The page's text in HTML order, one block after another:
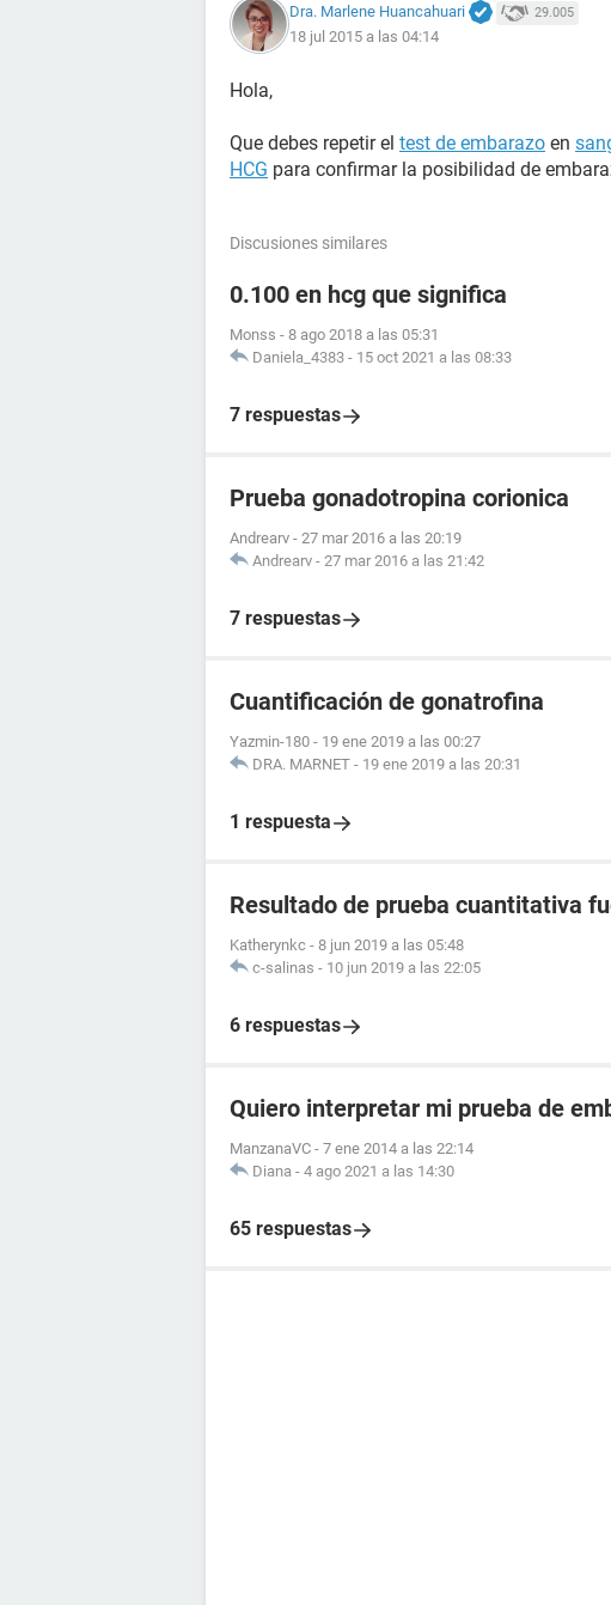
Dra. Marlene Huancahuari 29.005
18 jul 2015 a las 04:14
Hola,
Que debes repetir el test de embarazo en
HCG para confirmar la posibilidad de
Discusiones similares
0.100 en hcg que significa
Monss - 8 ago 2018 a las 05:31
Daniela_4383 - 15 oct 2021 a las 08:33
7 respuestas
Prueba gonadotropina corionica
Andrearv - 27 mar 2016 a las 20:19
Andrearv - 27 mar 2016 a las 21:42
7 respuestas
Cuantificación de gonatrofina
Yazmin-180 - 19 ene 2019 a las 00:27
DRA. MARNET - 19 ene 2019 a las 20:31
1 respuesta
Resultado de prueba cuantitativa
Katherynkc - 8 jun 2019 a las 05:48
c-salinas - 10 jun 2019 a las 22:05
6 respuestas
Quiero interpretar mi prueba de
ManzanaVC - 7 ene 2014 a las 22:14
Diana - 4 ago 2021 a las 14:30
65 respuestas